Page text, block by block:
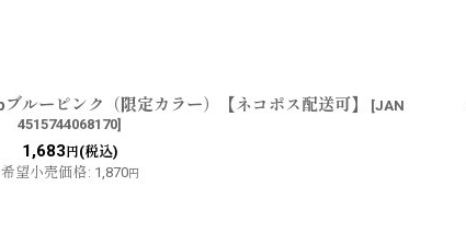
ルーピンク（限定カラー）【ネコポス配送可】 [JAN
4515744068170]
1,683 円(税込)
希望小売価格: 1,870円